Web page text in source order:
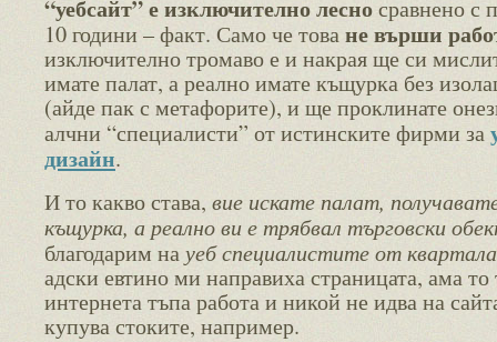
“уебсайт” е изключително лесносравнено с
10 години – факт. Само че товане върши
изключително тромаво е и накрая ще си
имате палат, а реално имате къщурка без
(айде пак с метафорите), и ще проклинате
алчни “специалисти” от истинските фирми за
дизайн.
И то какво става, вие искате палат,
къщурка, а реално ви е трябвал търговски
благодарим науеб специалистите от квартала
адски евтино ми направиха страницата, ама то
интернета тъпа работа и никой не идва на
купува стоките, например.